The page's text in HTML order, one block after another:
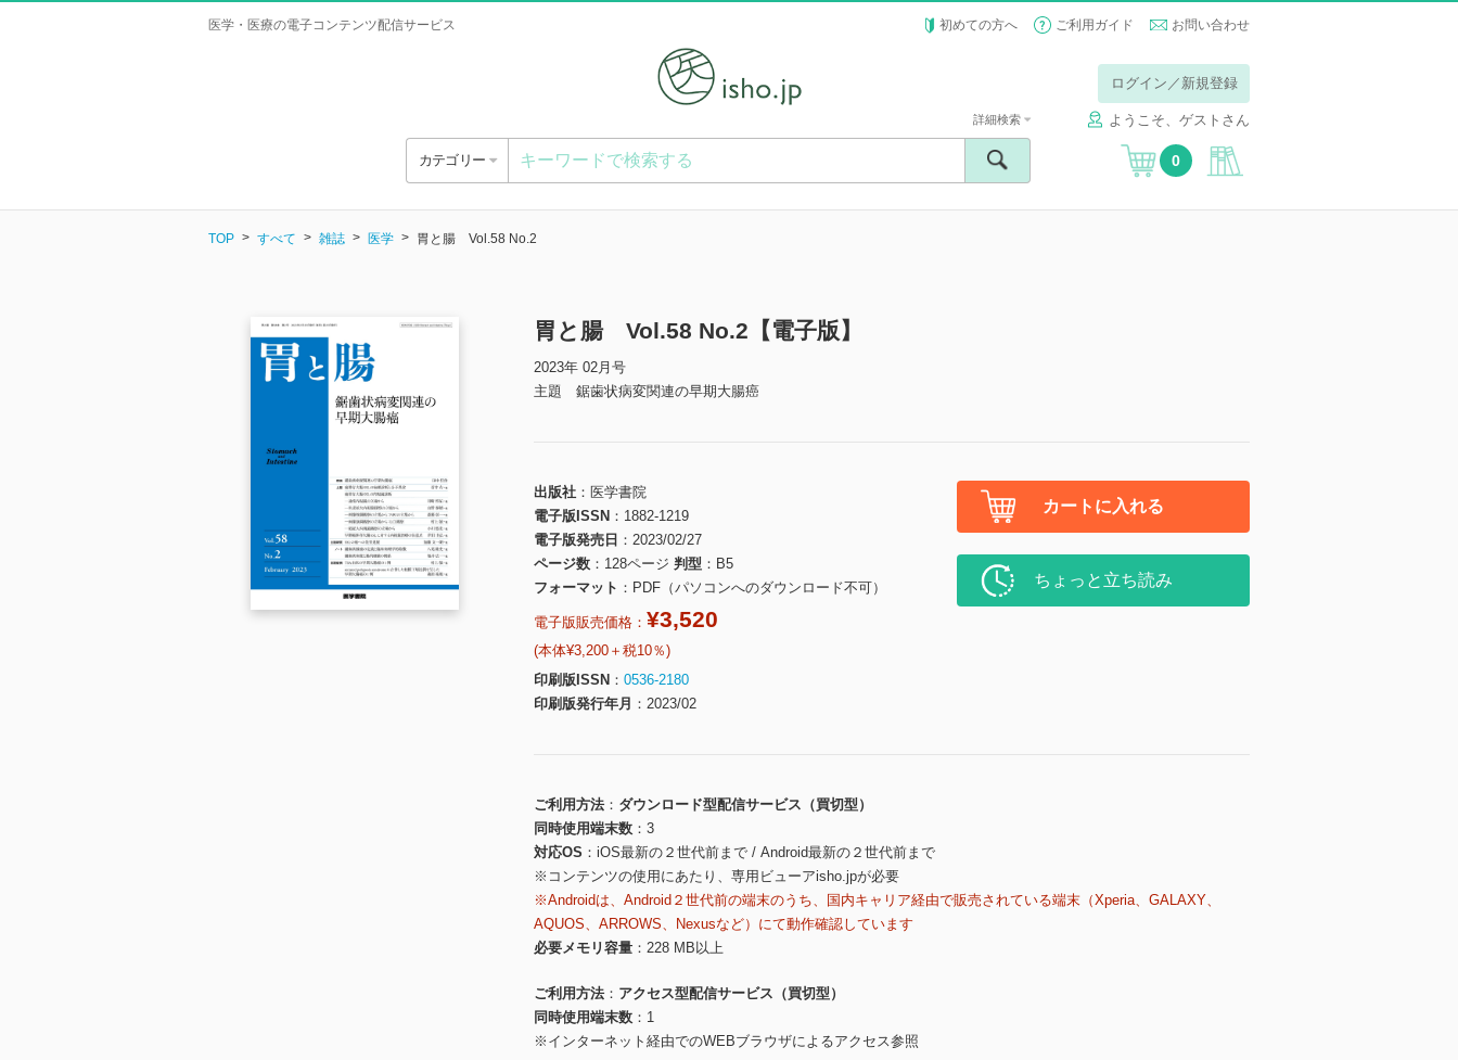
医学・医療の電子コンテンツ配信サービス 初めての方へ ご利用ガイド お問い合わせ
ログイン／新規登録
ようこそ、ゲストさん
カテゴリー
詳細検索
0
TOP すべて 雑誌 医学 胃と腸 Vol.58 No.2
胃と腸 Vol.58 No.2【電子版】
2023年 02月号
主題 鋸歯状病変関連の早期大腸癌
出版社
医学書院
電子版ISSN
1882-1219
電子版発売日
2023/02/27
ページ数
128ページ 判型
B5
フォーマット
PDF（パソコンへのダウンロード不可）
電子版販売価格： ¥3,520
(本体¥3,200＋税10％)
印刷版ISSN
0536-2180
印刷版発行年月
2023/02
カートに入れる
ちょっと立ち読み
ご利用方法
ダウンロード型配信サービス（買切型）
同時使用端末数
3
対応OS
iOS最新の２世代前まで / Android最新の２世代前まで
※コンテンツの使用にあたり、専用ビューアisho.jpが必要
※Androidは、Android２世代前の端末のうち、国内キャリア経由で販売されている端末（Xperia、GALAXY、
AQUOS、ARROWS、Nexusなど）にて動作確認しています
必要メモリ容量
228 MB以上
ご利用方法
アクセス型配信サービス（買切型）
同時使用端末数
1
※インターネット経由でのWEBブラウザによるアクセス参照